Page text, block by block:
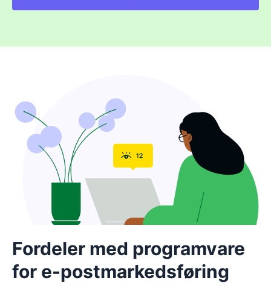
Fordeler med programvare
for e-postmarkedsføring